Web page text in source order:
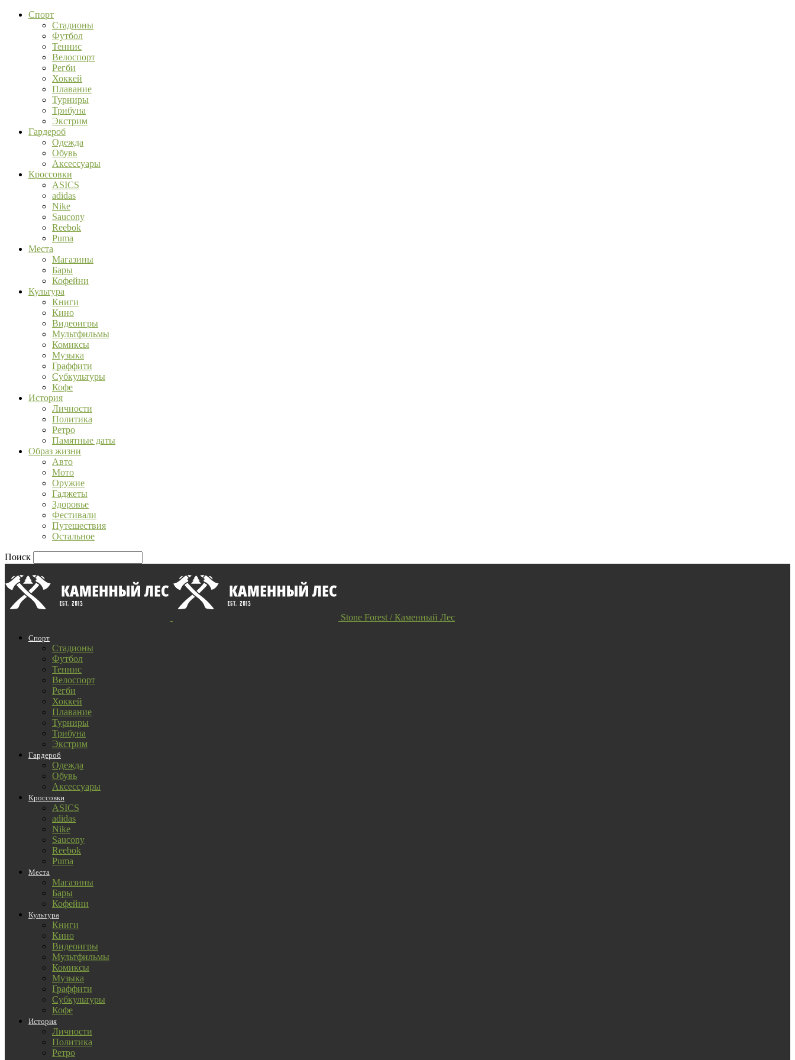
Спорт
Стадионы
Футбол
Теннис
Велоспорт
Регби
Хоккей
Плавание
Турниры
Трибуна
Экстрим
Гардероб
Одежда
Обувь
Аксессуары
Кроссовки
ASICS
adidas
Nike
Saucony
Reebok
Puma
Места
Магазины
Бары
Кофейни
Культура
Книги
Кино
Видеоигры
Мультфильмы
Комиксы
Музыка
Граффити
Субкультуры
Кофе
История
Личности
Политика
Ретро
Памятные даты
Образ жизни
Авто
Мото
Оружие
Гаджеты
Здоровье
Фестивали
Путешествия
Остальное
Поиск
Stone Forest / Каменный Лес
Спорт
Стадионы
Футбол
Теннис
Велоспорт
Регби
Хоккей
Плавание
Турниры
Трибуна
Экстрим
Гардероб
Одежда
Обувь
Аксессуары
Кроссовки
ASICS
adidas
Nike
Saucony
Reebok
Puma
Места
Магазины
Бары
Кофейни
Культура
Книги
Кино
Видеоигры
Мультфильмы
Комиксы
Музыка
Граффити
Субкультуры
Кофе
История
Личности
Политика
Ретро